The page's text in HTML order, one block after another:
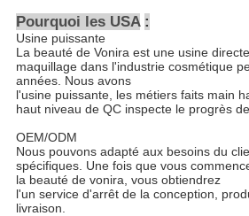
Pourquoi les USA :
Usine puissante
La beauté de Vonira est une usine
maquillage dans l'industrie cosmétique
années. Nous avons
l'usine puissante, les métiers faits main
haut niveau de QC inspecte le progrès
OEM/ODM
Nous pouvons adapté aux besoins du
spécifiques. Une fois que vous
la beauté de vonira, vous obtiendrez
l'un service d'arrêt de la conception,
livraison.